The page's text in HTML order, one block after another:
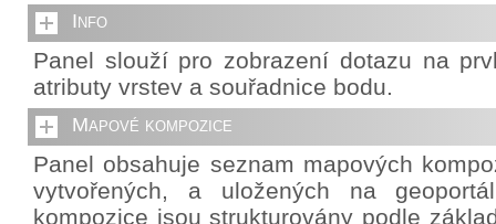
Info
Panel slouží pro zobrazení dotazu na
atributy vrstev a souřadnice bodu.
Mapové kompozice
Panel obsahuje seznam mapových
vytvořených, a uložených na
kompozice jsou strukturovány podle